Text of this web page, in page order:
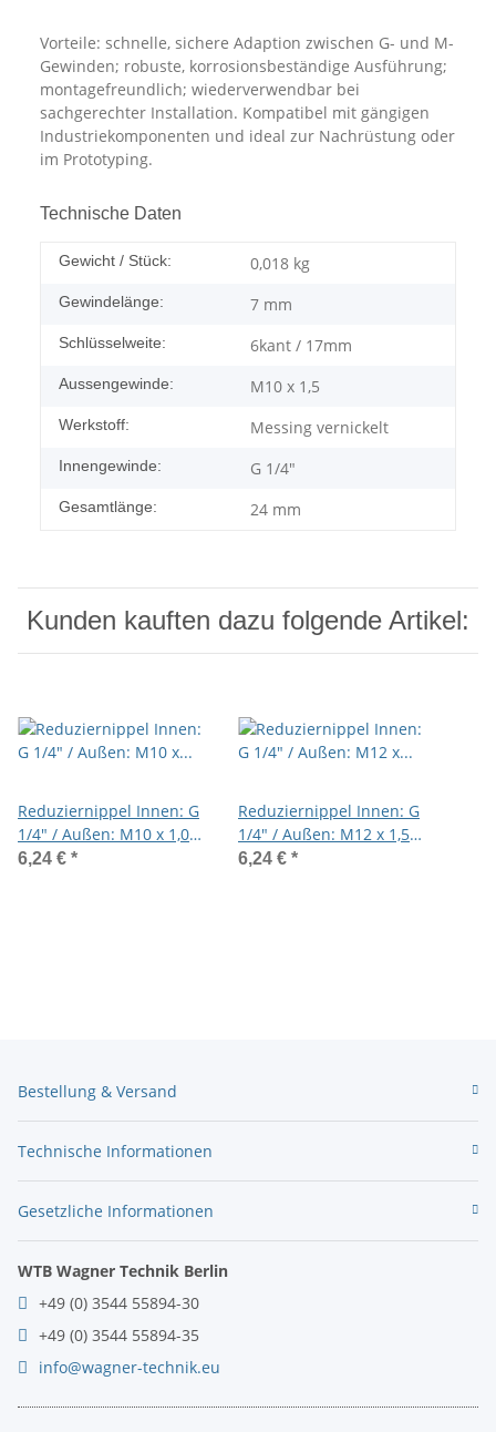
Vorteile: schnelle, sichere Adaption zwischen G- und M-
Gewinden; robuste, korrosionsbeständige Ausführung;
montagefreundlich; wiederverwendbar bei
sachgerechter Installation. Kompatibel mit gängigen
Industriekomponenten und ideal zur Nachrüstung oder
im Prototyping.
Technische Daten
Gewicht / Stück: 0,018 kg
Gewindelänge: 7 mm
Schlüsselweite: 6kant / 17mm
Aussengewinde: M10 x 1,5
Werkstoff: Messing vernickelt
Innengewinde: G 1/4"
Gesamtlänge: 24 mm
Kunden kauften dazu folgende Artikel:
Reduziernippel Innen: G
1/4" / Außen: M10 x 1,0
Messing vernickelt
6,24 € *
Reduziernippel Innen: G
1/4" / Außen: M12 x 1,5
Messing vernickelt
6,24 € *
Bestellung & Versand
Technische Informationen
Gesetzliche Informationen
WTB Wagner Technik Berlin
+49 (0) 3544 55894-30
+49 (0) 3544 55894-35
info@wagner-technik.eu